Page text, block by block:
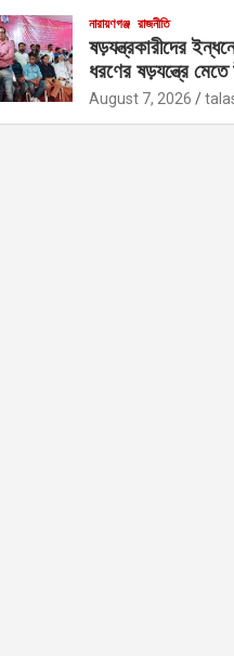
নারায়ণগঞ্জ রাজনীতি
ষড়যন্ত্রকারীদের
ধরণের ষড়যন্ত্রে
আজাদ
August 7, 2026